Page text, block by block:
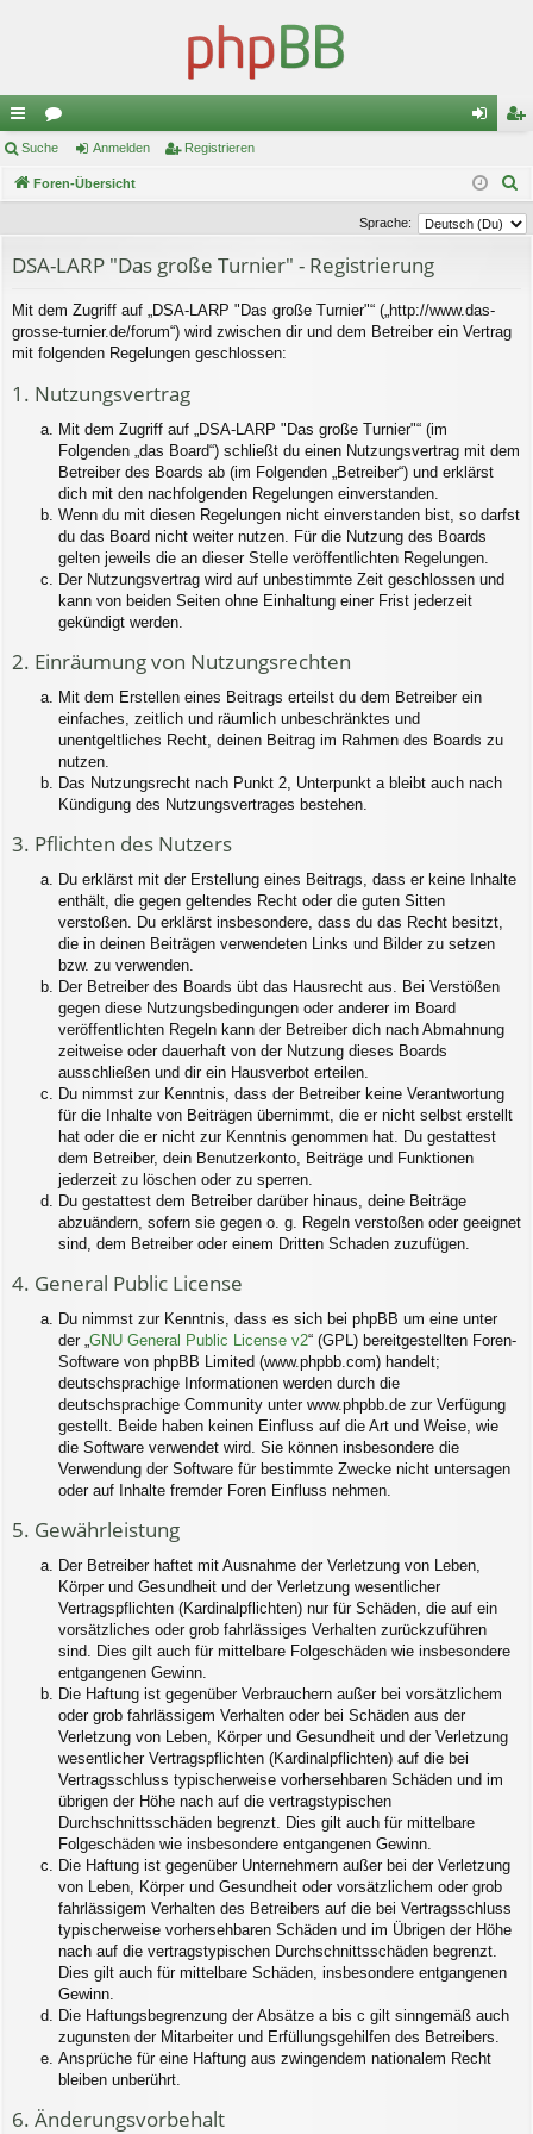
ch
ne
ug
or
en m
el
ist
rie
Suche Anmelden Registrieren
Foren-Übersicht
c
Sprache:
DSA-LARP "Das große Turnier" - Registrierung
Mit dem Zugriff auf „DSA-LARP "Das große Turnier"“ („http://www.das-
grosse-turnier.de/forum“) wird zwischen dir und dem Betreiber ein Vertrag
mit folgenden Regelungen geschlossen:
1. Nutzungsvertrag
Mit dem Zugriff auf „DSA-LARP "Das große Turnier"“ (im
Folgenden „das Board“) schließt du einen Nutzungsvertrag mit dem
Betreiber des Boards ab (im Folgenden „Betreiber“) und erklärst
dich mit den nachfolgenden Regelungen einverstanden.
Wenn du mit diesen Regelungen nicht einverstanden bist, so darfst
du das Board nicht weiter nutzen. Für die Nutzung des Boards
gelten jeweils die an dieser Stelle veröffentlichten Regelungen.
Der Nutzungsvertrag wird auf unbestimmte Zeit geschlossen und
kann von beiden Seiten ohne Einhaltung einer Frist jederzeit
gekündigt werden.
2. Einräumung von Nutzungsrechten
Mit dem Erstellen eines Beitrags erteilst du dem Betreiber ein
einfaches, zeitlich und räumlich unbeschränktes und
unentgeltliches Recht, deinen Beitrag im Rahmen des Boards zu
nutzen.
Das Nutzungsrecht nach Punkt 2, Unterpunkt a bleibt auch nach
Kündigung des Nutzungsvertrages bestehen.
3. Pflichten des Nutzers
Du erklärst mit der Erstellung eines Beitrags, dass er keine Inhalte
enthält, die gegen geltendes Recht oder die guten Sitten
verstoßen. Du erklärst insbesondere, dass du das Recht besitzt,
die in deinen Beiträgen verwendeten Links und Bilder zu setzen
bzw. zu verwenden.
Der Betreiber des Boards übt das Hausrecht aus. Bei Verstößen
gegen diese Nutzungsbedingungen oder anderer im Board
veröffentlichten Regeln kann der Betreiber dich nach Abmahnung
zeitweise oder dauerhaft von der Nutzung dieses Boards
ausschließen und dir ein Hausverbot erteilen.
Du nimmst zur Kenntnis, dass der Betreiber keine Verantwortung
für die Inhalte von Beiträgen übernimmt, die er nicht selbst erstellt
hat oder die er nicht zur Kenntnis genommen hat. Du gestattest
dem Betreiber, dein Benutzerkonto, Beiträge und Funktionen
jederzeit zu löschen oder zu sperren.
Du gestattest dem Betreiber darüber hinaus, deine Beiträge
abzuändern, sofern sie gegen o. g. Regeln verstoßen oder geeignet
sind, dem Betreiber oder einem Dritten Schaden zuzufügen.
4. General Public License
Du nimmst zur Kenntnis, dass es sich bei phpBB um eine unter
der „GNU General Public License v2“ (GPL) bereitgestellten Foren-
Software von phpBB Limited (www.phpbb.com) handelt;
deutschsprachige Informationen werden durch die
deutschsprachige Community unter www.phpbb.de zur Verfügung
gestellt. Beide haben keinen Einfluss auf die Art und Weise, wie
die Software verwendet wird. Sie können insbesondere die
Verwendung der Software für bestimmte Zwecke nicht untersagen
oder auf Inhalte fremder Foren Einfluss nehmen.
5. Gewährleistung
Der Betreiber haftet mit Ausnahme der Verletzung von Leben,
Körper und Gesundheit und der Verletzung wesentlicher
Vertragspflichten (Kardinalpflichten) nur für Schäden, die auf ein
vorsätzliches oder grob fahrlässiges Verhalten zurückzuführen
sind. Dies gilt auch für mittelbare Folgeschäden wie insbesondere
entgangenen Gewinn.
Die Haftung ist gegenüber Verbrauchern außer bei vorsätzlichem
oder grob fahrlässigem Verhalten oder bei Schäden aus der
Verletzung von Leben, Körper und Gesundheit und der Verletzung
wesentlicher Vertragspflichten (Kardinalpflichten) auf die bei
Vertragsschluss typischerweise vorhersehbaren Schäden und im
übrigen der Höhe nach auf die vertragstypischen
Durchschnittsschäden begrenzt. Dies gilt auch für mittelbare
Folgeschäden wie insbesondere entgangenen Gewinn.
Die Haftung ist gegenüber Unternehmern außer bei der Verletzung
von Leben, Körper und Gesundheit oder vorsätzlichem oder grob
fahrlässigem Verhalten des Betreibers auf die bei Vertragsschluss
typischerweise vorhersehbaren Schäden und im Übrigen der Höhe
nach auf die vertragstypischen Durchschnittsschäden begrenzt.
Dies gilt auch für mittelbare Schäden, insbesondere entgangenen
Gewinn.
Die Haftungsbegrenzung der Absätze a bis c gilt sinngemäß auch
zugunsten der Mitarbeiter und Erfüllungsgehilfen des Betreibers.
Ansprüche für eine Haftung aus zwingendem nationalem Recht
bleiben unberührt.
6. Änderungsvorbehalt